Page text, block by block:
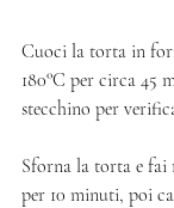
Cuoci la torta in
180°C per circa 45
stecchino per
Sforna la torta e fai
per 10 minuti, poi